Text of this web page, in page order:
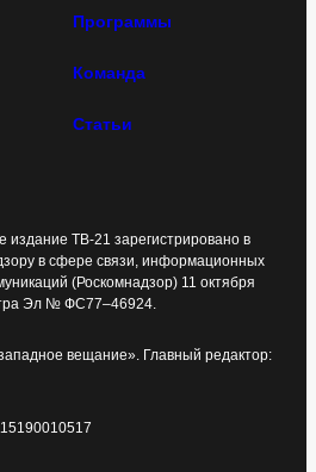
Программы
Команда
Статьи
издание ТВ-21 зарегистрировано в
в сфере связи, информационных
(Роскомнадзор) 11 октября
Эл № ФС77–46924.
вещание». Главный редактор: